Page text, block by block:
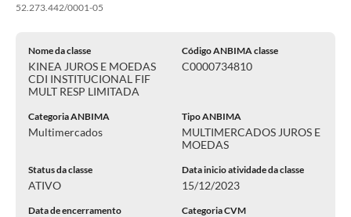
52.273.442/0001-05
Nome da classe
KINEA JUROS E MOEDAS
CDI INSTITUCIONAL FIF
MULT RESP LIMITADA
Código ANBIMA classe
C0000734810
Categoria ANBIMA
Multimercados
Tipo ANBIMA
MULTIMERCADOS JUROS E
MOEDAS
Status da classe
ATIVO
Data inicio atividade da classe
15/12/2023
Data de encerramento Categoria CVM